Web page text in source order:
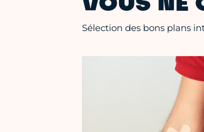
VOUS NE
Sélection des bons plans